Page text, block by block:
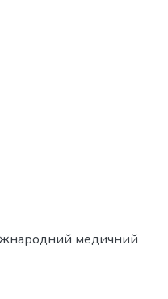
медичний